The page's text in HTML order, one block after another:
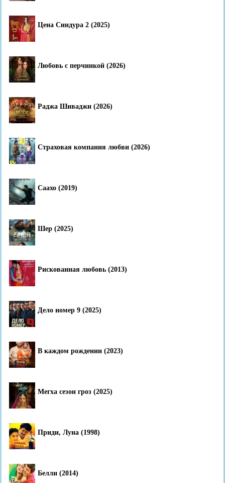
Цена Синдура 2 (2025)
Любовь с перчинкой (2026)
Раджа Шиваджи (2026)
Страховая компания любви (2026)
Саахо (2019)
Шер (2025)
Рискованная любовь (2013)
Дело номер 9 (2025)
В каждом рождении (2023)
Мегха сезон гроз (2025)
Приди, Луна (1998)
Белли (2014)